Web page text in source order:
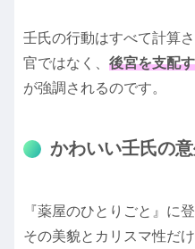
壬氏の行動はすべて計算
官ではなく、 後宮を支配
が強調されるのです。
かわいい壬氏の
『薬屋のひとりごと』に
その美貌とカリスマ性だけ